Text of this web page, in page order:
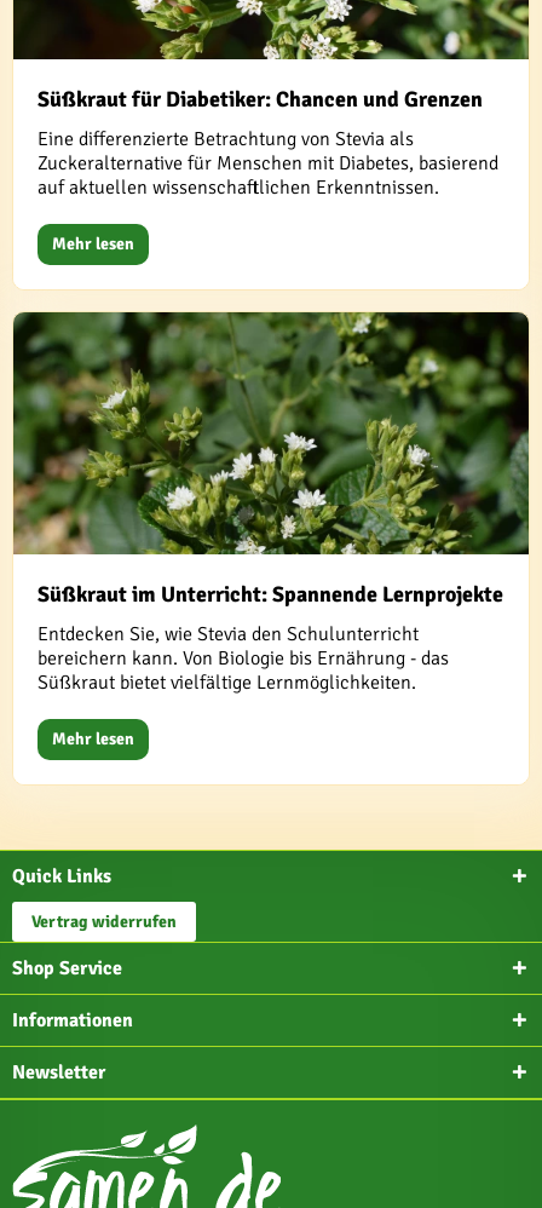
Süßkraut für Diabetiker: Chancen und Grenzen
Eine differenzierte Betrachtung von Stevia als
Zuckeralternative für Menschen mit Diabetes, basierend
auf aktuellen wissenschaftlichen Erkenntnissen.
Mehr lesen
Süßkraut im Unterricht: Spannende Lernprojekte
Entdecken Sie, wie Stevia den Schulunterricht
bereichern kann. Von Biologie bis Ernährung - das
Süßkraut bietet vielfältige Lernmöglichkeiten.
Mehr lesen
Quick Links
Vertrag widerrufen
Shop Service
Informationen
Newsletter